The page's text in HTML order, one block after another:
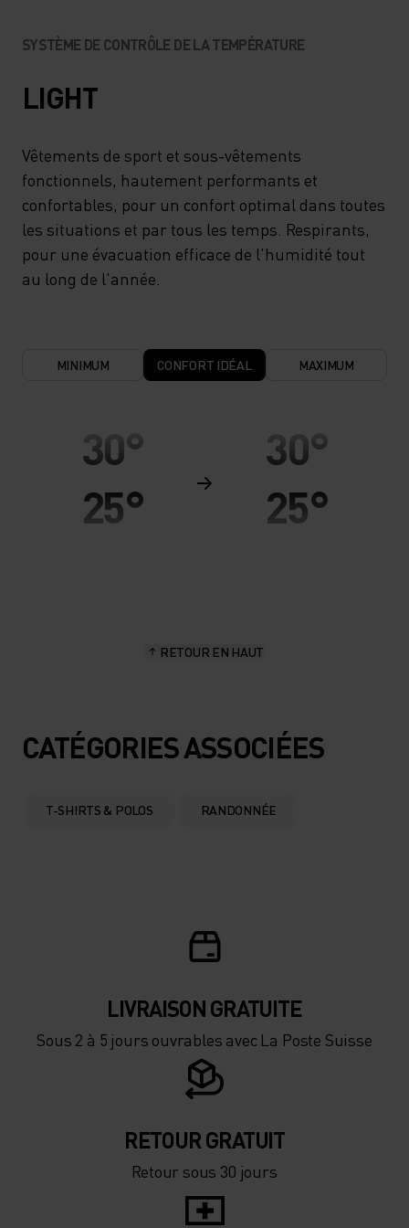
SYSTÈME DE CONTRÔLE DE LA TEMPÉRATURE
LIGHT
Vêtements de sport et sous-vêtements
fonctionnels, hautement performants et
confortables, pour un confort optimal dans toutes
les situations et par tous les temps. Respirants,
pour une évacuation efficace de l'humidité tout
au long de l'année.
MINIMUM CONFORT IDÉAL MAXIMUM
30°
25°
5°
0°
-20°
-30°
30°
25°
5°
-20°
-30°
RETOUR EN HAUT
CATÉGORIES ASSOCIÉES
T-SHIRTS & POLOS RANDONNÉE
LIVRAISON GRATUITE
Sous 2 à 5 jours ouvrables avec La Poste Suisse
RETOUR GRATUIT
Retour sous 30 jours